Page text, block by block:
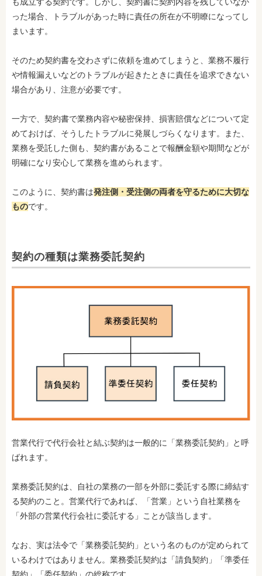
った場合、トラブルがあった時に責任の所在が不明瞭になってし
まいます。
そのため契約書を交わさずに依頼を進めてしまうと、業務不履行
や情報漏えいなどのトラブルが起きたときに責任を追求できない
場合があり、注意が必要です。
一方で、契約書で業務内容や秘密保持、損害賠償などについて定
めておけば、そうしたトラブルに発展しづらくなります。また、
業務を受託した側も、契約書があることで報酬金額や期間などが
明確になり安心して業務を進められます。
このように、契約書は発注側・受注側の両者を守るために大切な
ものです。
契約の種類は業務委託契約
営業代行で代行会社と結ぶ契約は一般的に「業務委託契約」と呼
ばれます。
業務委託契約は、自社の業務の一部を外部に委託する際に締結す
る契約のこと。営業代行であれば、「営業」という自社業務を
「外部の営業代行会社に委託する」ことが該当します。
なお、実は法令で「業務委託契約」という名のものが定められて
いるわけではありません。業務委託契約は「請負契約」「準委任
契約」「委任契約」の総称です。